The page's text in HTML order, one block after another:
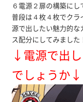
６電源２扉の構築にし
普段は４枚４枚でク
源で出したい魅力的
ス配分にしてみました
↓電源で出
でしょうか↓